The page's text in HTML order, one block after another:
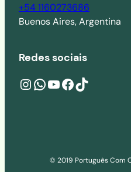
+54 1160273686
Buenos Aires, Argentina
Redes sociais
Instagramwa.me/541160273686 YouTube Facebook TikTok
© 2019 Português Com